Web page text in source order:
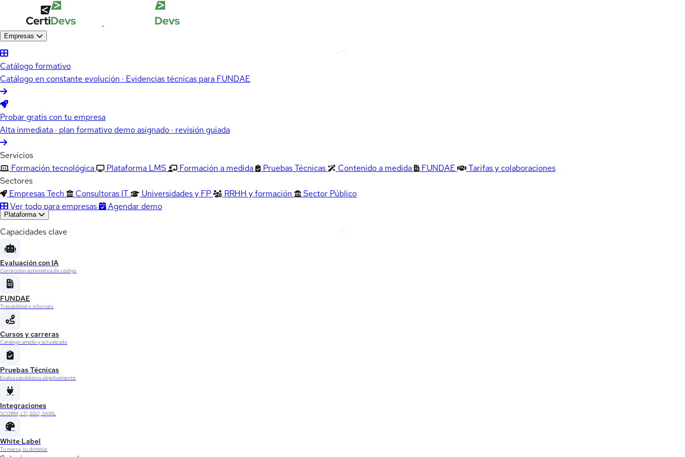
Empresas
Catálogo formativo
Catálogo en constante evolución · Evidencias técnicas para FUNDAE
Probar gratis con tu empresa
Alta inmediata · plan formativo demo asignado · revisión guiada
Servicios
Formación tecnológica
Plataforma LMS Formación a medida Pruebas Técnicas Contenido a medida FUNDAE
Tarifas y colaboraciones
Sectores
Empresas Tech
Consultoras IT Universidades y FP RRHH y formación
Sector Público
Ver todo para empresas
Agendar demo
Plataforma
Capacidades clave
Evaluación con IA
Corrección automática de código
FUNDAE
Trazabilidad e informes
Cursos y carreras
Catálogo amplio y actualizado
Pruebas Técnicas
Evalúa candidatos objetivamente
Integraciones
SCORM, LTI, SSO, SAML
White Label
Tu marca, tu dominio